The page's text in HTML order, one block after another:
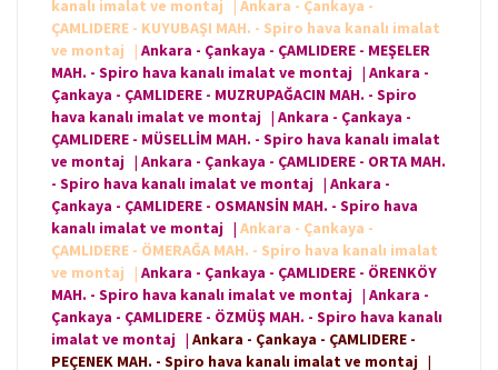
kanalı imalat ve montaj
| Ankara - Çankaya -
ÇAMLIDERE - KUYUBAŞI MAH. - Spiro hava kanalı imalat
ve montaj
| Ankara - Çankaya - ÇAMLIDERE - MEŞELER
MAH. - Spiro hava kanalı imalat ve montaj | Ankara -
Çankaya - ÇAMLIDERE - MUZRUPAĞACIN MAH. - Spiro
hava kanalı imalat ve montaj | Ankara - Çankaya -
ÇAMLIDERE - MÜSELLİM MAH. - Spiro hava kanalı imalat
ve montaj | Ankara - Çankaya - ÇAMLIDERE - ORTA MAH.
- Spiro hava kanalı imalat ve montaj | Ankara -
Çankaya - ÇAMLIDERE - OSMANSİN MAH. - Spiro hava
kanalı imalat ve montaj | Ankara - Çankaya -
ÇAMLIDERE - ÖMERAĞA MAH. - Spiro hava kanalı imalat
ve montaj
| Ankara - Çankaya - ÇAMLIDERE - ÖRENKÖY
MAH. - Spiro hava kanalı imalat ve montaj | Ankara -
Çankaya - ÇAMLIDERE - ÖZMÜŞ MAH. - Spiro hava kanalı
imalat ve montaj | Ankara - Çankaya - ÇAMLIDERE -
PEÇENEK MAH. - Spiro hava kanalı imalat ve montaj |